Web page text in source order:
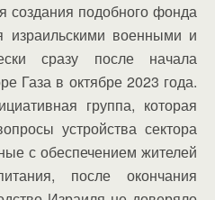
создания подобного фонда
израильскими военными и
сразу после начала
Газа в октябре 2023 года.
группа, которая
устройства сектора
с обеспечением жителей
после окончания